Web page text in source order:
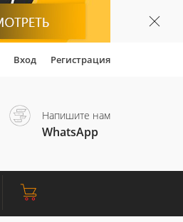
Вход Регистрация
Напишите нам
WhatsApp